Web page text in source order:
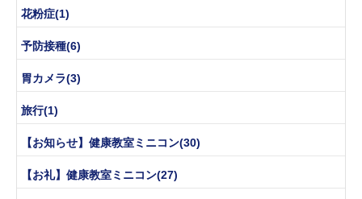
花粉症(1)
予防接種(6)
胃カメラ(3)
旅行(1)
【お知らせ】健康教室ミニコン(30)
【お礼】健康教室ミニコン(27)